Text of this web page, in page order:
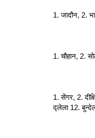
1. जादौन, 2.
1. चौहान, 2.
1. सेंगर, 2.
द्लेला 12.